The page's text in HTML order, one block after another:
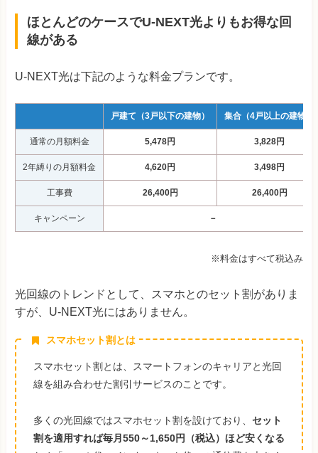
ほとんどのケースでU-NEXT光よりもお得な回
線がある
U-NEXT光は下記のような料金プランです。
戸建て（3戸以下の建物） 集合（4戸以上の建物）
通常の月額料金 5,478円 3,828円
2年縛りの月額料金 4,620円 3,498円
工事費 26,400円 26,400円
キャンペーン －
※料金はすべて税込み
光回線のトレンドとして、スマホとのセット割がありま
すが、U-NEXT光にはありません。
スマホセット割とは
スマホセット割とは、スマートフォンのキャリアと光回
線を組み合わせた割引サービスのことです。
多くの光回線ではスマホセット割を設けており、 セット
割を適用すれば毎月550～1,650円（税込）ほど安くなる